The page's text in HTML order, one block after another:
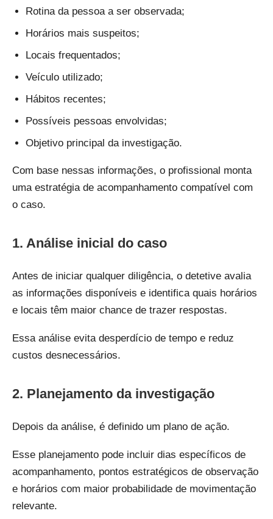
Rotina da pessoa a ser observada;
Horários mais suspeitos;
Locais frequentados;
Veículo utilizado;
Hábitos recentes;
Possíveis pessoas envolvidas;
Objetivo principal da investigação.
Com base nessas informações, o profissional monta
uma estratégia de acompanhamento compatível com
o caso.
1. Análise inicial do caso
Antes de iniciar qualquer diligência, o detetive avalia
as informações disponíveis e identifica quais horários
e locais têm maior chance de trazer respostas.
Essa análise evita desperdício de tempo e reduz
custos desnecessários.
2. Planejamento da investigação
Depois da análise, é definido um plano de ação.
Esse planejamento pode incluir dias específicos de
acompanhamento, pontos estratégicos de observação
e horários com maior probabilidade de movimentação
relevante.